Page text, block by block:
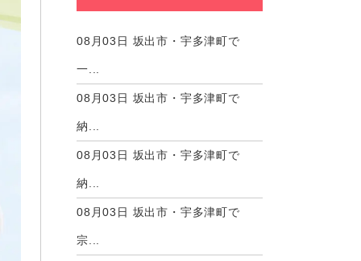
08月03日 坂出市・宇多津町で
一...
08月03日 坂出市・宇多津町で
納...
08月03日 坂出市・宇多津町で
納...
08月03日 坂出市・宇多津町で
宗...